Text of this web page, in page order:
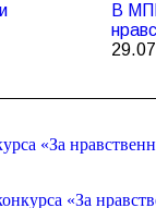
В
«За
«За